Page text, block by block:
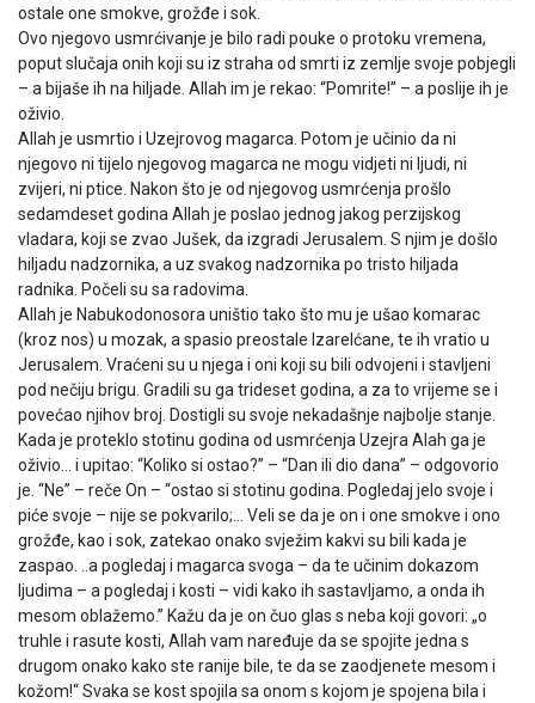
ostale one smokve, grožđe i sok.
Ovo njegovo usmrćivanje je bilo radi pouke o protoku vremena,
poput slučaja onih koji su iz straha od smrti iz zemlje svoje pobjegli
– a bijaše ih na hiljade. Allah im je rekao: “Pomrite!” – a poslije ih je
oživio.
Allah je usmrtio i Uzejrovog magarca. Potom je učinio da ni
njegovo ni tijelo njegovog magarca ne mogu vidjeti ni ljudi, ni
zvijeri, ni ptice. Nakon što je od njegovog usmrćenja prošlo
sedamdeset godina Allah je poslao jednog jakog perzijskog
vladara, koji se zvao Jušek, da izgradi Jerusalem. S njim je došlo
hiljadu nadzornika, a uz svakog nadzornika po tristo hiljada
radnika. Počeli su sa radovima.
Allah je Nabukodonosora uništio tako što mu je ušao komarac
(kroz nos) u mozak, a spasio preostale Izarelćane, te ih vratio u
Jerusalem. Vraćeni su u njega i oni koji su bili odvojeni i stavljeni
pod nečiju brigu. Gradili su ga trideset godina, a za to vrijeme se i
povećao njihov broj. Dostigli su svoje nekadašnje najbolje stanje.
Kada je proteklo stotinu godina od usmrćenja Uzejra Alah ga je
oživio… i upitao: “Koliko si ostao?” – “Dan ili dio dana” – odgovorio
je. “Ne” – reče On – “ostao si stotinu godina. Pogledaj jelo svoje i
piće svoje – nije se pokvarilo;… Veli se da je on i one smokve i ono
grožđe, kao i sok, zatekao onako svježim kakvi su bili kada je
zaspao. ..a pogledaj i magarca svoga – da te učinim dokazom
ljudima – a pogledaj i kosti – vidi kako ih sastavljamo, a onda ih
mesom oblažemo.” Kažu da je on čuo glas s neba koji govori: „o
truhle i rasute kosti, Allah vam naređuje da se spojite jedna s
drugom onako kako ste ranije bile, te da se zaodjenete mesom i
kožom!“ Svaka se kost spojila sa onom s kojom je spojena bila i